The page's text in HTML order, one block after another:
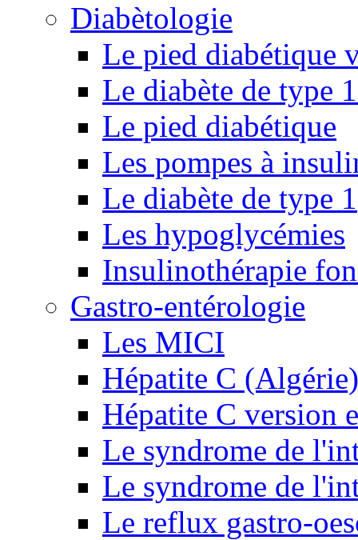
Diabètologie
Le pied diabétique
Le diabète de type
Le pied diabétique
Les pompes à
Le diabète de type 1
Les hypoglycémies
Insulinothérapie
Gastro-entérologie
Les MICI
Hépatite C (Algérie)
Hépatite C version
Le syndrome de
Le syndrome de
Le reflux gastro-